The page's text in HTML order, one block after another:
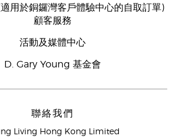
用於銅鑼灣客戶體驗中心的自取訂單)
顧客服務
活動及媒體中心
D. Gary Young 基金會
聯絡我們
Living Hong Kong Limited